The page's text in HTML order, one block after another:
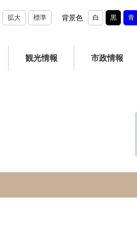
拡大 標準 背景色 白 黒 青
観光情報 市政情報